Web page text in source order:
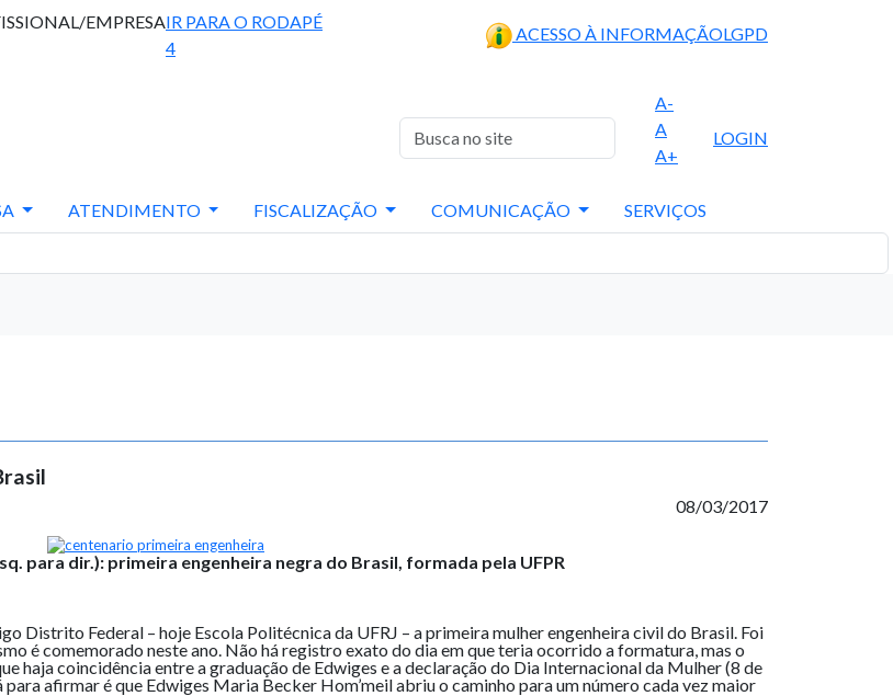
EMPRESAIR PARA O RODAPÉ
4
ACESSO À INFORMAÇÃOLGPD
A-
A
A+
LOGIN
ATENDIMENTO FISCALIZAÇÃO COMUNICAÇÃO SERVIÇOS
08/03/2017
para dir.): primeira engenheira negra do Brasil, formada pela UFPR
Distrito Federal – hoje Escola Politécnica da UFRJ – a primeira mulher engenheira civil do Brasil. Foi
é comemorado neste ano. Não há registro exato do dia em que teria ocorrido a formatura, mas o
haja coincidência entre a graduação de Edwiges e a declaração do Dia Internacional da Mulher (8 de
afirmar é que Edwiges Maria Becker Hom’meil abriu o caminho para um número cada vez maior